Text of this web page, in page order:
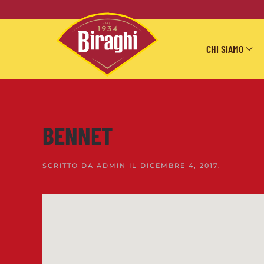
Skip to main content
CHI SIAMO
BENNET
SCRITTO DA ADMIN IL DICEMBRE 4, 2017.